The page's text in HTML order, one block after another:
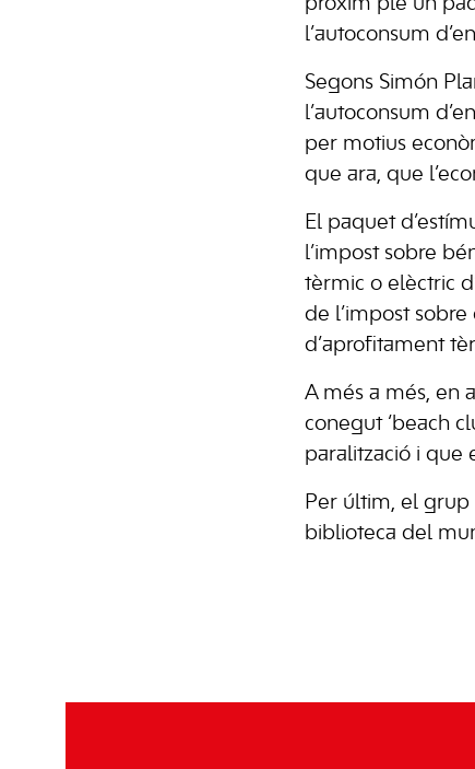
l’autoconsum
Segons Simón
l’autoconsum
per motius
que ara, que
El paquet
l’impost sobre
tèrmic o elèctric
de l’impost sobre
d’aprofitament
A més a més, en
conegut ‘beach
paralització i que
Per últim, el
biblioteca del